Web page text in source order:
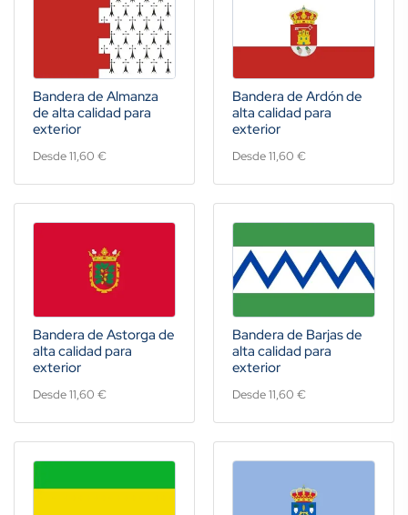
Bandera de Almanza
de alta calidad para
exterior
Desde 11,60 €
Bandera de Ardón de
alta calidad para
exterior
Desde 11,60 €
Bandera de Astorga de
alta calidad para
exterior
Desde 11,60 €
Bandera de Barjas de
alta calidad para
exterior
Desde 11,60 €